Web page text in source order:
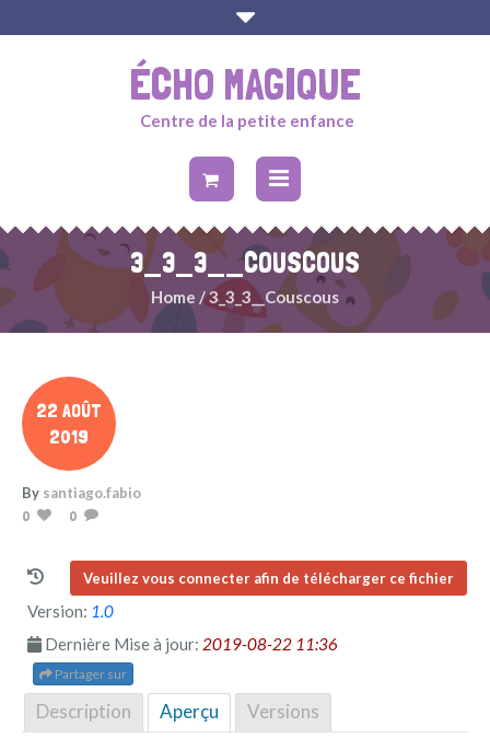
ÉCHO MAGIQUE
Centre de la petite enfance
3_3_3__COUSCOUS
Home /3_3_3__Couscous
22 AOÛT
2019
By santiago.fabio
0
0
Veuillez vous connecter afin de télécharger ce fichier
Version: 1.0
Dernière Mise à jour: 2019-08-22 11:36
Partager sur
Description Aperçu Versions